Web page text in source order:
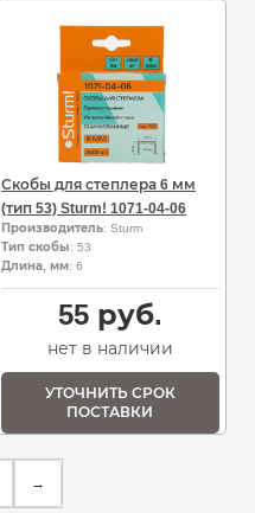
Скобы для степлера 6 мм
(тип 53) Sturm! 1071-04-06
Производитель: Sturm
Тип скобы: 53
Длина, мм: 6
55руб.
нет в наличии
УТОЧНИТЬ СРОК
ПОСТАВКИ
→